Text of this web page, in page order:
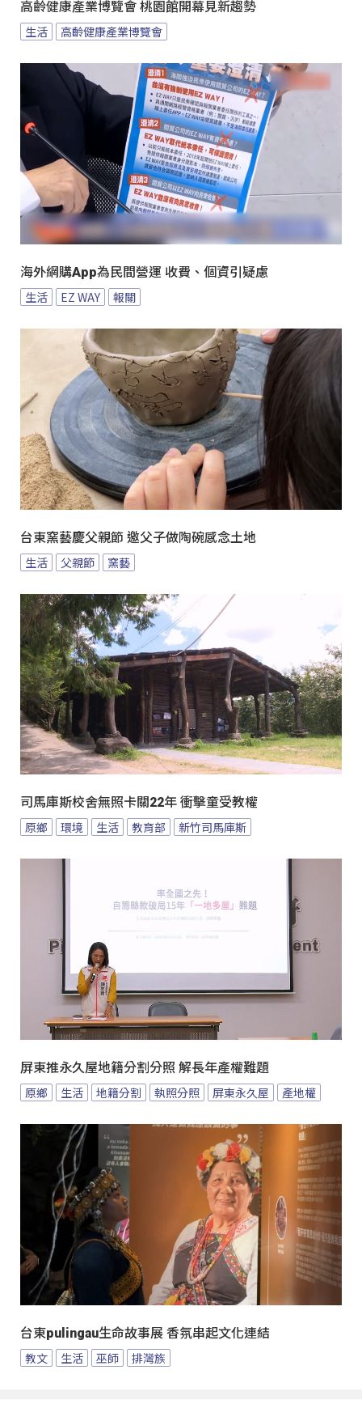
高齡健康產業博覽會 桃園館開幕見新趨勢
生活 高齡健康產業博覽會
海外網購App為民間營運 收費、個資引疑慮
生活 EZ WAY 報關
台東窯藝慶父親節 邀父子做陶碗感念土地
生活 父親節 窯藝
司馬庫斯校舍無照卡關22年 衝擊童受教權
原鄉 環境 生活 教育部 新竹司馬庫斯
屏東推永久屋地籍分割分照 解長年產權難題
原鄉 生活 地籍分割 執照分照 屏東永久屋 產地權
台東pulingau生命故事展 香氛串起文化連結
教文 生活 巫師 排灣族